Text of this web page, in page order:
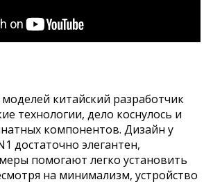
китайский разработчик
технологии, дело коснулось и
компонентов. Дизайн у
достаточно элегантен,
помогают легко установить
на минимализм, устройство